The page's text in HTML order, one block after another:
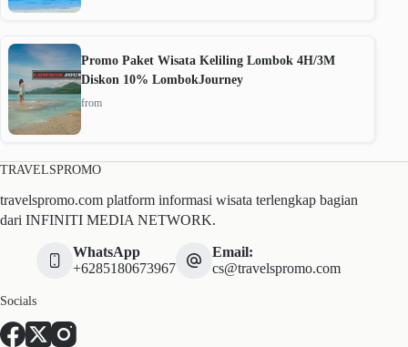
Promo Paket Wisata Keliling Lombok 4H/3M
Diskon 10% LombokJourney
from
TRAVELSPROMO
travelspromo.com platform informasi wisata terlengkap bagian
dari INFINITI MEDIA NETWORK.
WhatsApp
+6285180673967
Email:
cs@travelspromo.com
Socials